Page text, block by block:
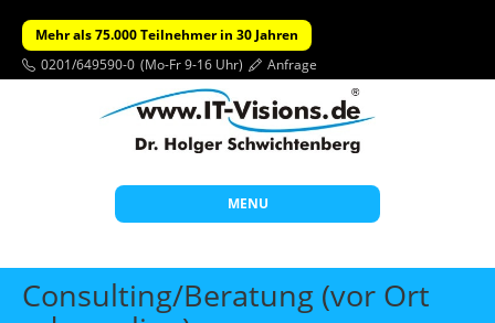
Mehr als 75.000 Teilnehmer in 30 Jahren
0201/649590-0 (Mo-Fr 9-16 Uhr) Anfrage
MENU
Start
Themen
Consulting/Beratung (vor Ort